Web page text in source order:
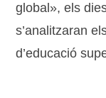
global», els
s’analitzaran
d’educació